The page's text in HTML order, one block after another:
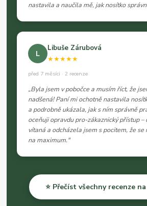
nastavila a naučila mě, jak nosítko
L
Libuše Zárubová
★★★★★
před 7 měsíci · 2 recenze
„Byla jsem v pobočce a musím říct, že
nadšená! Paní mi ochotně nastavila
a podrobně ukázala, jak s ním správně
oceňuji opravdu pro-zákaznický přístup –
vítaná a odcházela jsem s pocitem, že se
na maximum."
⭐ Přečíst všechny recenze